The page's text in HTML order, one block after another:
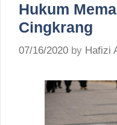
Hukum
Cingkrang
07/16/2020 by Hafizi